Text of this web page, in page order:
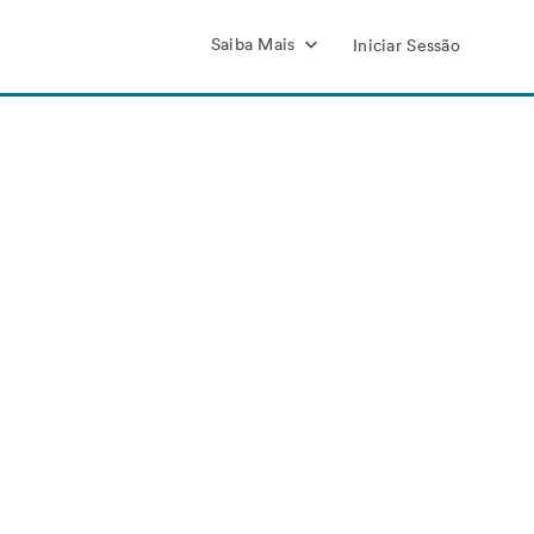
Saiba Mais Iniciar Sessão